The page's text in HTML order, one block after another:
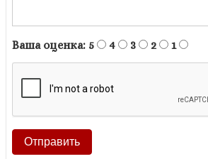
Ваша оценка: 5 4 3 2 1